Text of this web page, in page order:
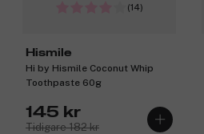
(14)
Hismile
Hi by Hismile Coconut Whip
Toothpaste 60g
145 kr
Tidigare 182 kr